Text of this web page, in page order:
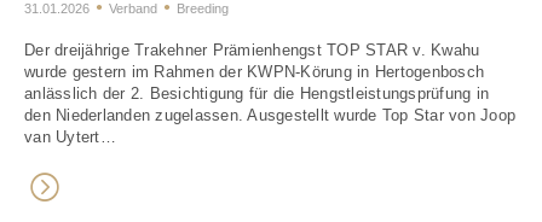
31.01.2026 Verband Breeding
Der dreijährige Trakehner Prämienhengst TOP STAR v. Kwahu
wurde gestern im Rahmen der KWPN-Körung in Hertogenbosch
anlässlich der 2. Besichtigung für die Hengstleistungsprüfung in
den Niederlanden zugelassen. Ausgestellt wurde Top Star von Joop
van Uytert…